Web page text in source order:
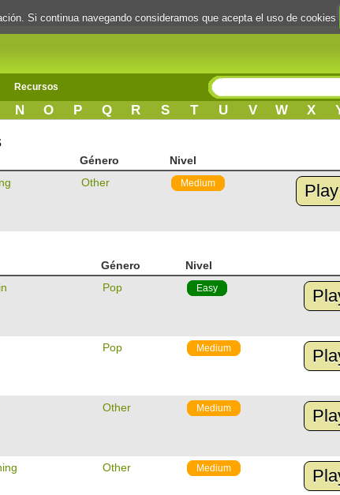
Recursos
N O P Q R S T U V W X
Género
Nivel
Other Medium Play
Género
Nivel
Pop Easy
Pop Medium
Other Medium
Other Medium
Si continua navegando consideramos que acepta el uso de cookies